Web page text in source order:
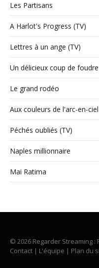
Les Partisans
A Harlot's Progress (TV)
Lettres à un ange (TV)
Un délicieux coup de foudre
Le grand rodéo
Aux couleurs de l'arc-en-
Péchés oubliés (TV)
Naples millionnaire
Mai Ratima
© 2026 Regarder Streaming :
Contact | L'équipe | Plan du